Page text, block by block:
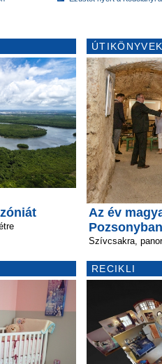
Az év
Pozsonyban
Szívcsakra,
RECIKLI